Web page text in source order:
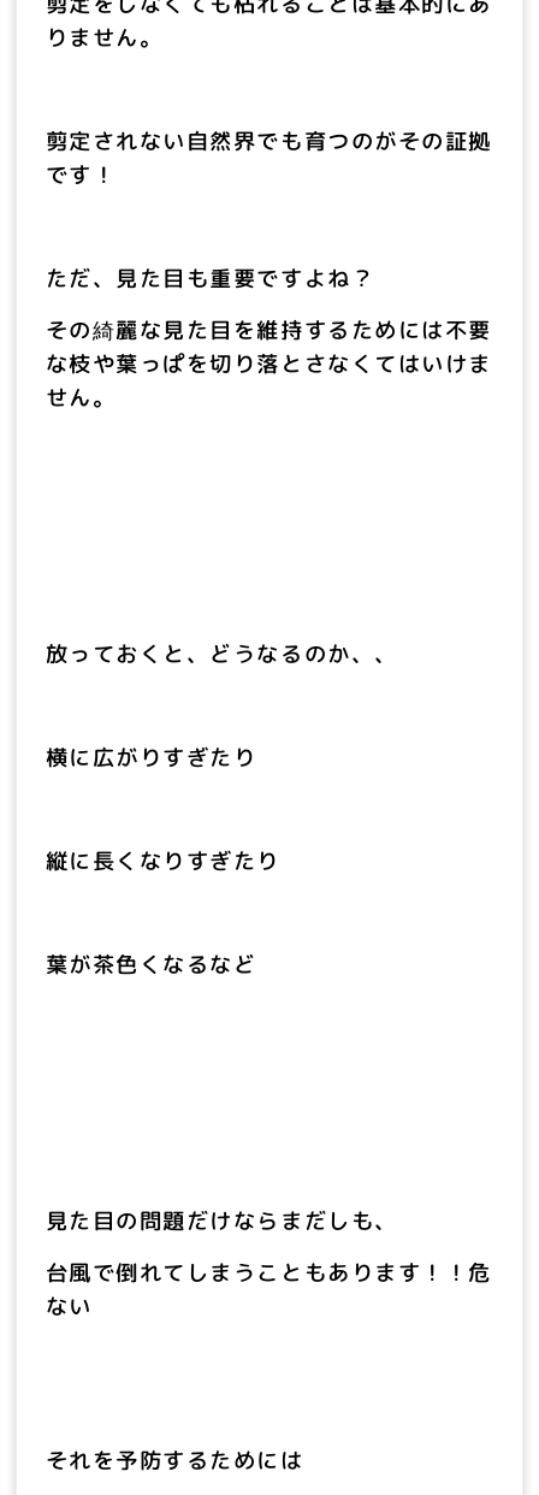
りません。
剪定されない自然界でも育つのがその証拠
です！
ただ、見た目も重要ですよね？
その綺麗な見た目を維持するためには不要
な枝や葉っぱを切り落とさなくてはいけま
せん。
放っておくと、どうなるのか、、
横に広がりすぎたり
縦に長くなりすぎたり
葉が茶色くなるなど
見た目の問題だけならまだしも、
台風で倒れてしまうこともあります！！危
ない
それを予防するためには